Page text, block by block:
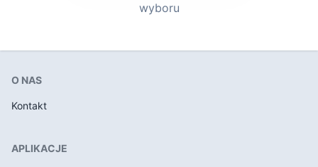
wyboru
O NAS
Kontakt
APLIKACJE